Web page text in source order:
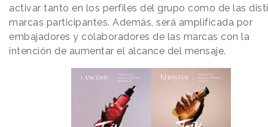
activar tanto en los perfiles del grupo como de las
marcas participantes. Además, será amplificada por
embajadores y colaboradores de las marcas con la
intención de aumentar el alcance del mensaje.